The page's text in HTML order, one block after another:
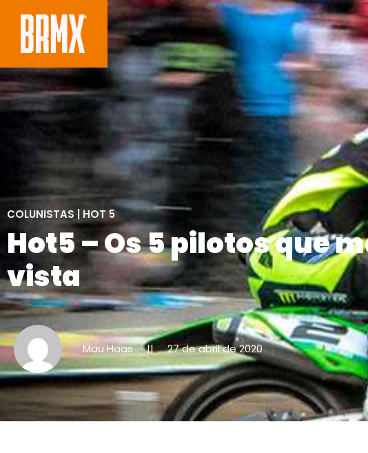
COLUNISTAS HOT 5
Hot5 – Os 5 pilotos que
vista
Mau Haas || 27 de abril de 2020